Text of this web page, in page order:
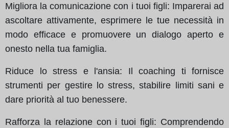
Migliora la comunicazione con i tuoi figli: Imparerai ad
ascoltare attivamente, esprimere le tue necessità in
modo efficace e promuovere un dialogo aperto e
onesto nella tua famiglia.
Riduce lo stress e l'ansia: Il coaching ti fornisce
strumenti per gestire lo stress, stabilire limiti sani e
dare priorità al tuo benessere.
Rafforza la relazione con i tuoi figli: Comprendendo